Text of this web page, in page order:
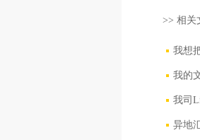
>> 相关
我想
我的
我司
异地